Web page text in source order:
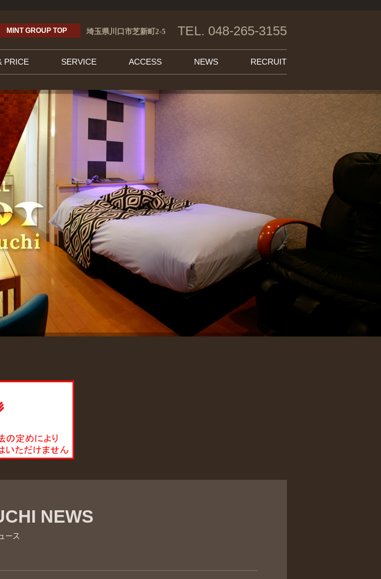
MINT GROUP TOP 埼玉県川口市芝新町2-5 TEL. 048-265-3155
PRICE SERVICE ACCESS NEWS RECRUIT
NEWS
ース